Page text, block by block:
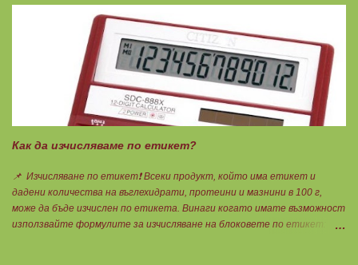
Как да изчисляваме по етикет?
📌 Изчисляване по етикет❗ Всеки продукт, който има етикет и
дадени количества на въглехидрати, протеини и мазнини в 100 г,
може да бъде изчислен по етикета. Винаги когато имате възможност
използвайте формулите за изчисляване на блоковете по етикет: